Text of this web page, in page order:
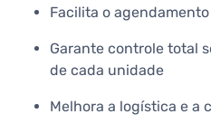
Facilita o
Garante controle total
de cada unidade
Melhora a logística e a